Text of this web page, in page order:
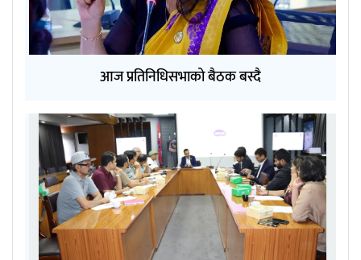
आज प्रतिनिधिसभाको बैठक बस्दै